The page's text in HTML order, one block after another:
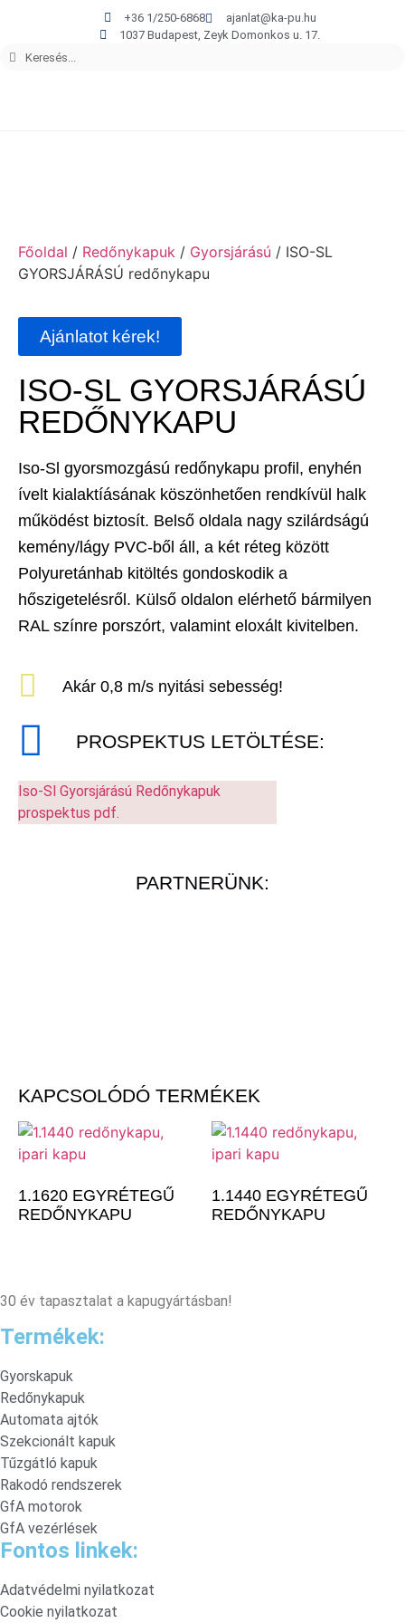
+36 1/250-6868
ajanlat@ka-pu.hu
1037 Budapest, Zeyk Domonkos u. 17.
Főoldal / Redőnykapuk / Gyorsjárású / ISO-SL
GYORSJÁRÁSÚ redőnykapu
Ajánlatot kérek!
ISO-SL GYORSJÁRÁSÚ
REDŐNYKAPU
Iso-Sl gyorsmozgású redőnykapu profil, enyhén
ívelt kialaktíásának köszönhetően rendkívül halk
működést biztosít. Belső oldala nagy szilárdságú
kemény/lágy PVC-ből áll, a két réteg között
Polyuretánhab kitöltés gondoskodik a
hőszigetelésről. Külső oldalon elérhető bármilyen
RAL színre porszórt, valamint eloxált kivitelben.
Akár 0,8 m/s nyitási sebesség!
PROSPEKTUS LETÖLTÉSE:
Iso-Sl Gyorsjárású Redőnykapuk
prospektus pdf.
KAPCSOLÓDÓ TERMÉKEK
1.1620 EGYRÉTEGŰ
REDŐNYKAPU
1.1440 EGYRÉTEGŰ
REDŐNYKAPU
PARTNERÜNK:
30 év tapasztalat a kapugyártásban!
Termékek:
Gyorskapuk
Redőnykapuk
Automata ajtók
Szekcionált kapuk
Tűzgátló kapuk
Rakodó rendszerek
GfA motorok
GfA vezérlések
Fontos linkek:
Adatvédelmi nyilatkozat
Cookie nyilatkozat